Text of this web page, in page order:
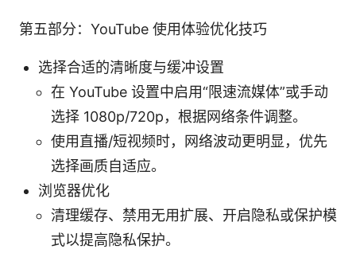
第五部分：YouTube 使用体验优化技巧
选择合适的清晰度与缓冲设置
在 YouTube 设置中启用“限速流媒体”或手动
选择 1080p/720p，根据网络条件调整。
使用直播/短视频时，网络波动更明显，优先
选择画质自适应。
浏览器优化
清理缓存、禁用无用扩展、开启隐私或保护模
式以提高隐私保护。